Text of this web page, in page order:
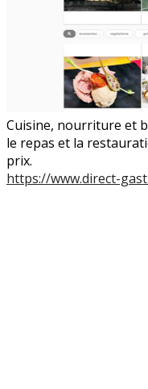
Cuisine, nourriture et
le repas et la
prix.
https://www.direct-